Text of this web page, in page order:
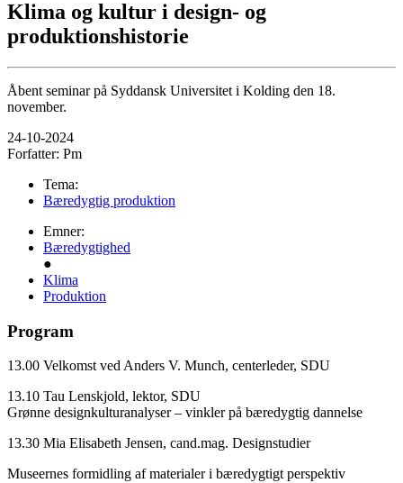
Klima og kultur i design- og
produktionshistorie
Åbent seminar på Syddansk Universitet i Kolding den 18.
november.
24-10-2024
Forfatter: Pm
Tema:
Bæredygtig produktion
Emner:
Bæredygtighed
●
Klima
Produktion
Program
13.00 Velkomst ved Anders V. Munch, centerleder, SDU
13.10 Tau Lenskjold, lektor, SDU
Grønne designkulturanalyser – vinkler på bæredygtig dannelse
13.30 Mia Elisabeth Jensen, cand.mag. Designstudier
Museernes formidling af materialer i bæredygtigt perspektiv